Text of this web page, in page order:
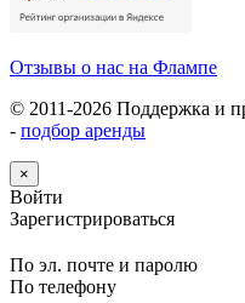
Отзывы о нас на Флампе
© 2011-2026 Поддержка и
- подбор аренды
×
Войти
Зарегистрироваться
По эл. почте и паролю
По телефону